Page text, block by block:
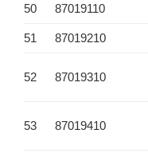
50 87019110
51 87019210
52 87019310
53 87019410